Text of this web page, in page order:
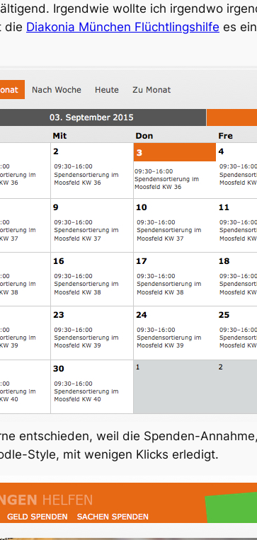
Irgendwie wollte ich irgendwo
die Diakonia München Flüchtlingshilfe es
entschieden, weil die Spenden-
Style, mit wenigen Klicks erledigt.